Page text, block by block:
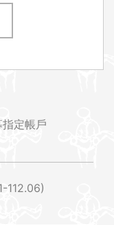
定帳戶
112.06)